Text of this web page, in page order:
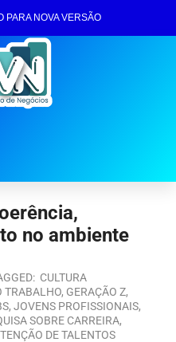
PARA NOVA VERSÃO
no ambiente
CULTURA
TRABALHO, GERAÇÃO Z,
, JOVENS PROFISSIONAIS,
SOBRE CARREIRA,
DE TALENTOS